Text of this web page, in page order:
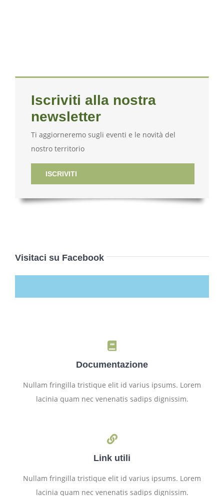
Iscriviti alla nostra
newsletter
Ti aggiorneremo sugli eventi e le novità del
nostro territorio
ISCRIVITI
Visitaci su Facebook
Documentazione
Nullam fringilla tristique elit id varius ipsums. Lorem
lacinia quam nec venenatis sadips dignissim.
Link utili
Nullam fringilla tristique elit id varius ipsums. Lorem
lacinia quam nec venenatis sadips dignissim.